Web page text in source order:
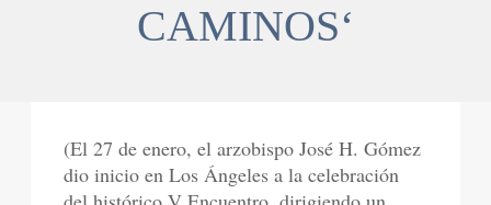
CAMINOS‘
(El 27 de enero, el arzobispo José H. Gómez
dio inicio en Los Ángeles a la celebración